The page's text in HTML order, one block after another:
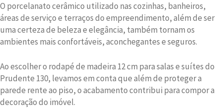
O porcelanato cerâmico utilizado nas cozinhas, banheiros,
áreas de serviço e terraços do empreendimento, além de ser
uma certeza de beleza e elegância, também tornam os
ambientes mais confortáveis, aconchegantes e seguros.
Ao escolher o rodapé de madeira 12 cm para salas e suítes do
Prudente 130, levamos em conta que além de proteger a
parede rente ao piso, o acabamento contribui para compor a
decoração do imóvel.